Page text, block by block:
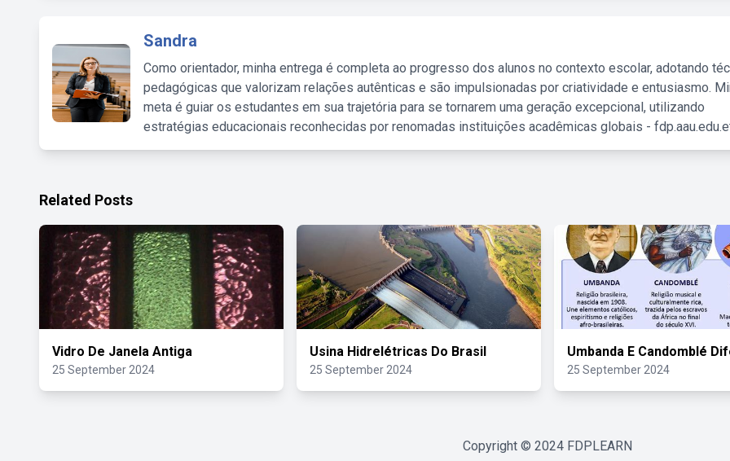
Sandra
Como orientador, minha entrega é completa ao progresso dos alunos no contexto escolar, adotando
pedagógicas que valorizam relações autênticas e são impulsionadas por criatividade e entusiasmo.
meta é guiar os estudantes em sua trajetória para se tornarem uma geração excepcional, utilizando
estratégias educacionais reconhecidas por renomadas instituições acadêmicas globais -
Related Posts
Vidro De Janela Antiga
25 September 2024
Usina Hidrelétricas Do Brasil
25 September 2024
Umbanda E Candomblé
25 September 2024
Copyright © 2024 FDPLEARN